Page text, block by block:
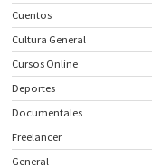
Cuentos
Cultura General
Cursos Online
Deportes
Documentales
Freelancer
General